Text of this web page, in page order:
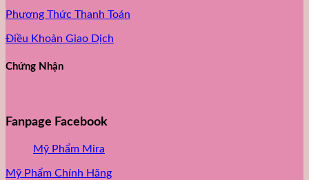
Phương Thức Thanh Toán
Điều Khoản Giao Dịch
Chứng Nhận
Fanpage Facebook
Mỹ Phẩm Mira
Mỹ Phẩm Chính Hãng